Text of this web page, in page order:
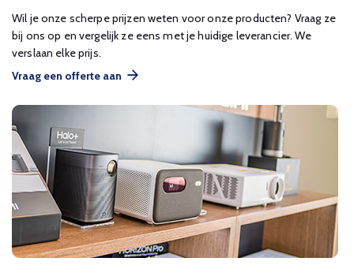
Wil je onze scherpe prijzen weten voor onze producten? Vraag ze
bij ons op en vergelijk ze eens met je huidige leverancier. We
verslaan elke prijs.
Vraag een offerte aan